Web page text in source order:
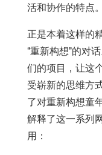
活和协作的特点。
正是本着这样的
“重新构想”的对
们的项目，让这
受崭新的思维方
了对重新构想童
解释了这一系列
用：